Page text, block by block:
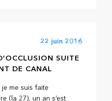
22 juin 2016
SUITE
DE CANAL
me suis faite
(la 27), un an s’est